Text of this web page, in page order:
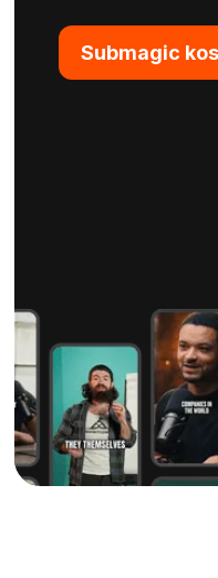
Submagic